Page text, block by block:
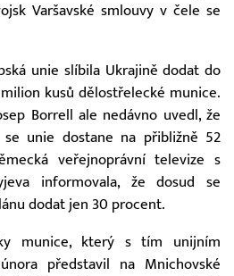
Varšavské smlouvy v čele se
unie slíbila Ukrajině dodat do
kusů dělostřelecké munice.
Borrell ale nedávno uvedl, že
se unie dostane na přibližně 52
veřejnoprávní televize s
informovala, že dosud se
dodat jen 30 procent.
munice, který s tím unijním
představil na Mnichovské